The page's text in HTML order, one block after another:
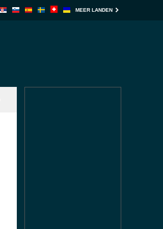
MEER LANDEN